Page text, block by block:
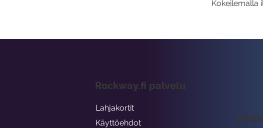
Kokeilemalla
Rockway.fi palvelu
Lahjakortit
Käyttöehdot